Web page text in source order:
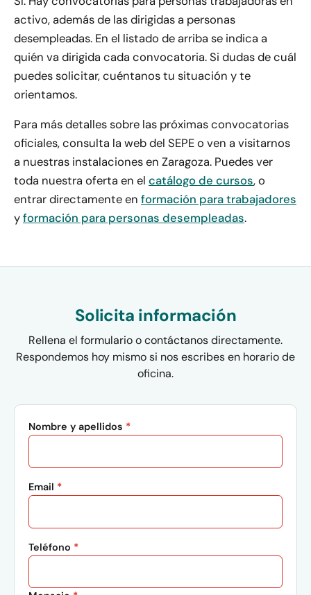
activo, además de las dirigidas a personas
desempleadas. En el listado de arriba se indica a
quién va dirigida cada convocatoria. Si dudas de cuál
puedes solicitar, cuéntanos tu situación y te
orientamos.
Para más detalles sobre las próximas convocatorias
oficiales, consulta la web del SEPE o ven a visitarnos
a nuestras instalaciones en Zaragoza. Puedes ver
toda nuestra oferta en el catálogo de cursos, o
entrar directamente en formación para trabajadores
yformación para personas desempleadas.
Solicita información
Rellena el formulario o contáctanos directamente.
Respondemos hoy mismo si nos escribes en horario de
oficina.
Nombre y apellidos *
Email *
Teléfono *